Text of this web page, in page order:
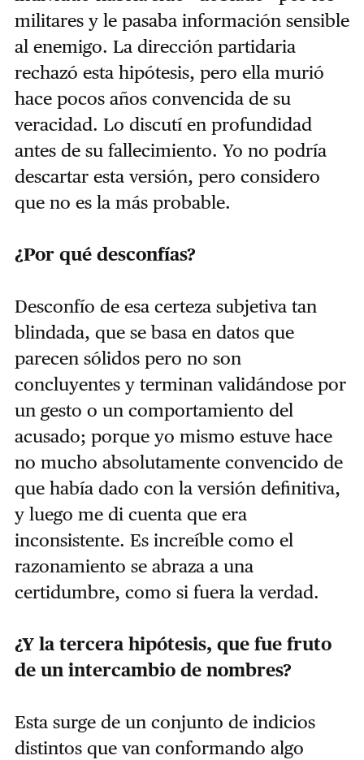
militares y le pasaba información sensible
al enemigo. La dirección partidaria
rechazó esta hipótesis, pero ella murió
hace pocos años convencida de su
veracidad. Lo discutí en profundidad
antes de su fallecimiento. Yo no podría
descartar esta versión, pero considero
que no es la más probable.
¿Por qué desconfías?
Desconfío de esa certeza subjetiva tan
blindada, que se basa en datos que
parecen sólidos pero no son
concluyentes y terminan validándose por
un gesto o un comportamiento del
acusado; porque yo mismo estuve hace
no mucho absolutamente convencido de
que había dado con la versión definitiva,
y luego me di cuenta que era
inconsistente. Es increíble como el
razonamiento se abraza a una
certidumbre, como si fuera la verdad.
¿Y la tercera hipótesis, que fue fruto
de un intercambio de nombres?
Esta surge de un conjunto de indicios
distintos que van conformando algo